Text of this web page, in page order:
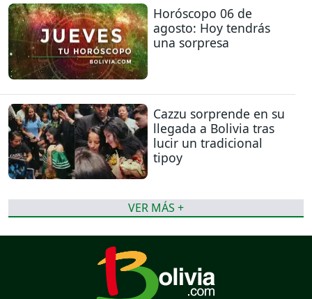
Horóscopo 06 de
agosto: Hoy tendrás
una sorpresa
Cazzu sorprende en su
llegada a Bolivia tras
lucir un tradicional
tipoy
VER MÁS +